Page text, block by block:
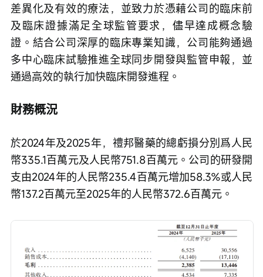
差異化及有效的療法，並致力於憑藉公司的臨床前
及臨床證據滿足全球監管要求，儘早達成概念驗
證。結合公司深厚的臨床專業知識，公司能夠通過
多中心臨床試驗推進全球同步開發與監管申報，並
通過高效的執行加快臨床開發進程。
財務概況
於2024年及2025年，禮邦醫藥的總虧損分別爲人民
幣335.1百萬元及人民幣751.8百萬元。公司的研發開
支由2024年的人民幣235.4百萬元增加58.3%或人民
幣137.2百萬元至2025年的人民幣372.6百萬元。